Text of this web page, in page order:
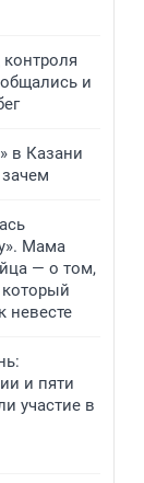
и
в Казани
Мама
— о том,
который
невесте
и пяти
участие в